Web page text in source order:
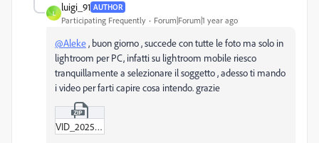
L
luigi_91 AUTHOR
Participating Frequently Forum|Forum|1 year ago
@Aleke, buon giorno , succede con tutte le foto ma solo in
lightroom per PC, infatti su lightroom mobile riesco
tranquillamente a selezionare il soggetto , adesso ti mando
i video per farti capire cosa intendo. grazie
VID_20250704_094153.zip